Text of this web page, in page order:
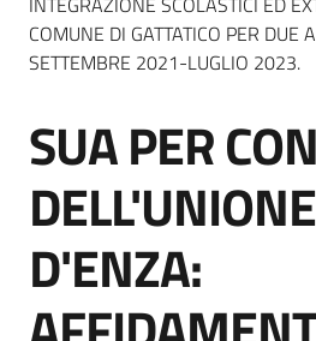
Bandi
e
di
acquisto
Supporto
COMUNE DI GATTATICO PER DUE
SETTEMBRE 2021-LUGLIO 2023.
Salta al contenuto
SUA PER
D'ENZA: